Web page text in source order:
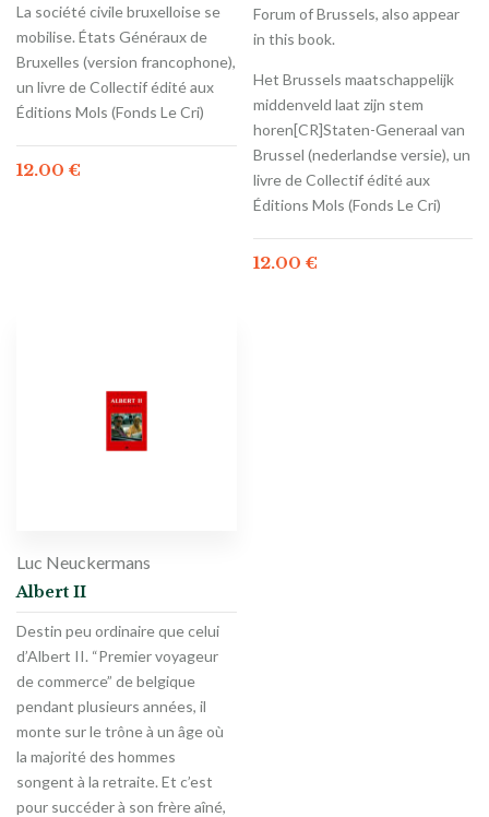
La société civile bruxelloise se
mobilise. États Généraux de
Bruxelles (version francophone),
un livre de Collectif édité aux
Éditions Mols (Fonds Le Cri)
12.00 €
Forum of Brussels, also appear
in this book.
Het Brussels maatschappelijk
middenveld laat zijn stem
horen[CR]Staten-Generaal van
Brussel (nederlandse versie), un
livre de Collectif édité aux
Éditions Mols (Fonds Le Cri)
12.00 €
Luc Neuckermans
Albert II
Destin peu ordinaire que celui
d’Albert II. “Premier voyageur
de commerce” de belgique
pendant plusieurs années, il
monte sur le trône à un âge où
la majorité des hommes
songent à la retraite. Et c’est
pour succéder à son frère aîné,